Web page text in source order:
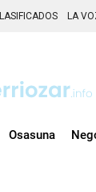
LA
Osasuna